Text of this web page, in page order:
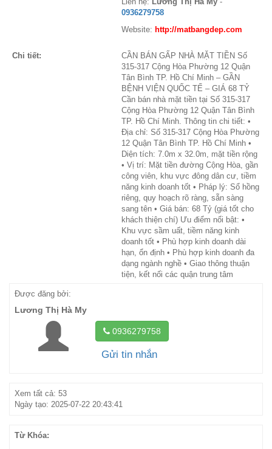
0936279758
Website: http://matbangdep.com
Chi tiết:
CẦN BÁN GẤP NHÀ MẶT TIỀN Số
315-317 Cộng Hòa Phường 12 Quận
Tân Bình TP. Hồ Chí Minh – GẦN
BỆNH VIỆN QUỐC TẾ – GIÁ 68 TỶ
Cần bán nhà mặt tiền tại Số 315-317
Cộng Hòa Phường 12 Quận Tân Bình
TP. Hồ Chí Minh. Thông tin chi tiết: •
Địa chỉ: Số 315-317 Cộng Hòa Phường
12 Quận Tân Bình TP. Hồ Chí Minh •
Diện tích: 7.0m x 32.0m, mặt tiền rộng
• Vị trí: Mặt tiền đường Cộng Hòa, gần
công viên, khu vực đông dân cư, tiềm
năng kinh doanh tốt • Pháp lý: Sổ hồng
riêng, quy hoạch rõ ràng, sẵn sàng
sang tên • Giá bán: 68 Tỷ (giá tốt cho
khách thiện chí) Ưu điểm nổi bật: •
Khu vực sầm uất, tiềm năng kinh
doanh tốt • Phù hợp kinh doanh dài
hạn, ổn định • Phù hợp kinh doanh đa
dạng ngành nghề • Giao thông thuận
tiện, kết nối các quận trung tâm
Được đăng bởi:
Lương Thị Hà My
0936279758
Gửi tin nhắn
Xem tất cả: 53
Ngày tạo: 2025-07-22 20:43:41
Từ Khóa: